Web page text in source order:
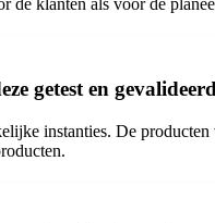
getest en
instanties. De